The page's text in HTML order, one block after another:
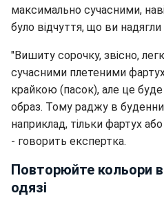
максимально сучасними,
було відчуття, що ви
"Вишиту сорочку, звісно,
сучасними плетеними
крайкою (пасок), але це
образ. Тому раджу в
наприклад, тільки фартух
- говорить експертка.
Повторюйте кольори
одязі